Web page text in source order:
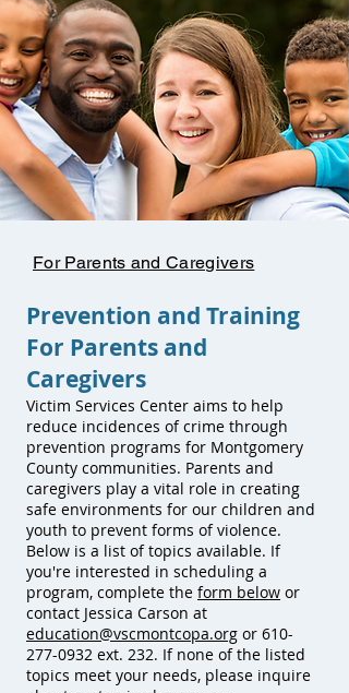
For Parents and Caregivers
Prevention and Training
For Parents and
Caregivers
Victim Services Center aims to help
reduce incidences of crime through
prevention programs for Montgomery
County communities. Parents and
caregivers play a vital role in creating
safe environments for our children and
youth to prevent forms of violence.
Below is a list of topics available. If
you're interested in scheduling a
program, complete the form below or
contact Jessica Carson at
education@vscmontcopa.org or 610-
277-0932 ext. 232. If none of the listed
topics meet your needs, please inquire